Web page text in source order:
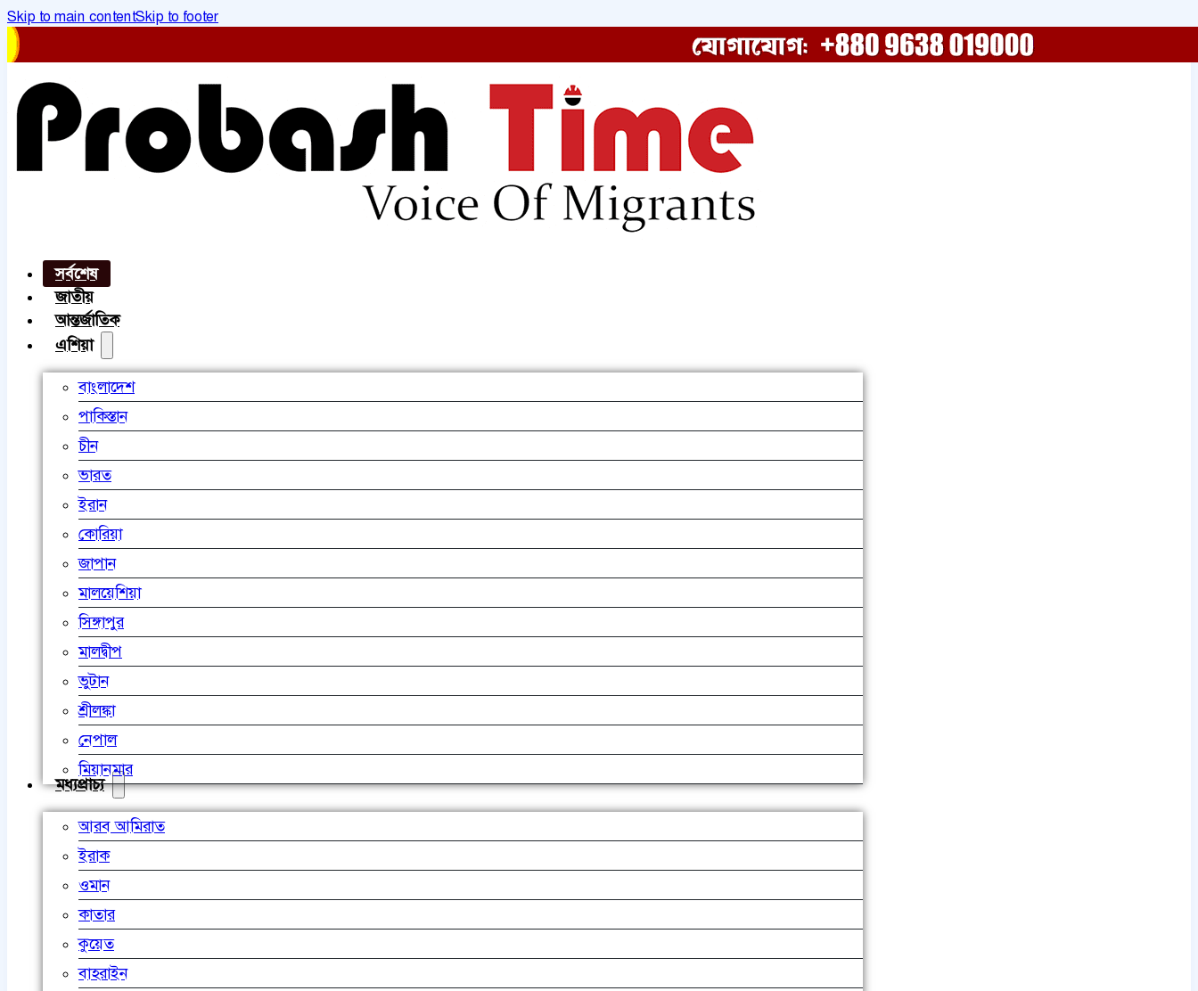
Skip to main contentSkip to footer
সর্বশেষ
জাতীয়
আন্তর্জাতিক
এশিয়া
বাংলাদেশ
পাকিস্তান
চীন
ভারত
ইরান
কোরিয়া
জাপান
মালয়েশিয়া
সিঙ্গাপুর
মালদ্বীপ
ভুটান
শ্রীলঙ্কা
নেপাল
মিয়ানমার
মধ্যপ্রাচ্য
আরব আমিরাত
ইরাক
ওমান
কাতার
কুয়েত
বাহরাইন